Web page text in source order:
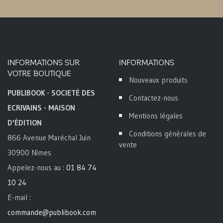
INFORMATIONS SUR
VOTRE BOUTIQUE
PUBLIBOOK - SOCIETÉ DES
ECRIVAINS - MAISON
D'ÉDITION
866 Avenue Maréchal Juin
30900 Nîmes
Appelez-nous au : 01 84 74
10 24
E-mail :
commande@publibook.com
INFORMATIONS
Nouveaux produits
Contactez-nous
Mentions légales
Conditions générales de
vente